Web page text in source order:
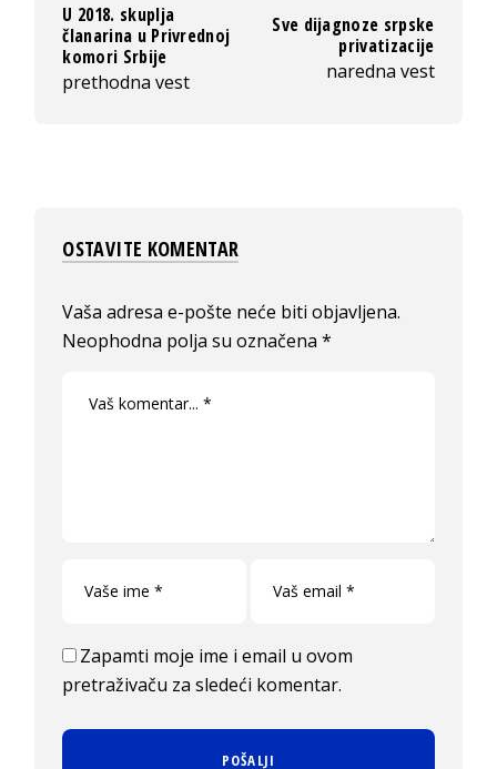
U 2018. skuplja
članarina u Privrednoj
komori Srbije
prethodna vest
Sve dijagnoze srpske
privatizacije
naredna vest
OSTAVITE KOMENTAR
Vaša adresa e-pošte neće biti objavljena.
Neophodna polja su označena*
Zapamti moje ime i email u ovom
pretraživaču za sledeći komentar.